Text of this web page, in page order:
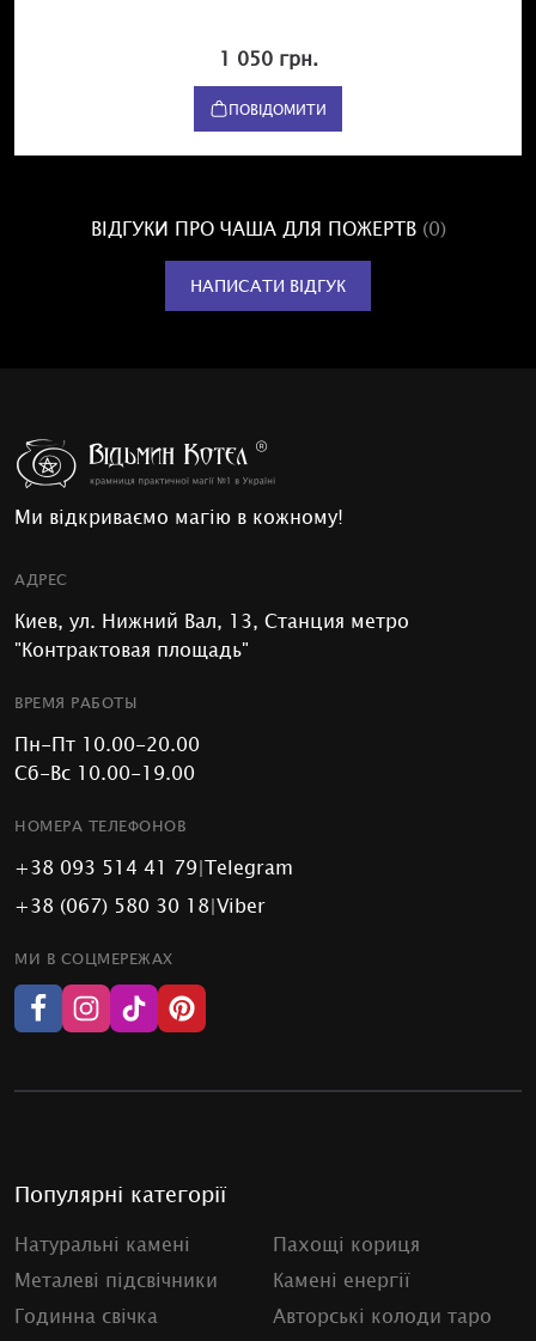
1 050 грн.
ПОВІДОМИТИ
ВІДГУКИ ПРО ЧАША ДЛЯ ПОЖЕРТВ (0)
НАПИСАТИ ВІДГУК
Ми відкриваємо магію в кожному!
АДРЕС
Киев, ул. Нижний Вал, 13, Станция метро
"Контрактовая площадь"
ВРЕМЯ РАБОТЫ
Пн-Пт 10.00-20.00
Сб-Вс 10.00-19.00
НОМЕРА ТЕЛЕФОНОВ
+38 093 514 41 79|Telegram
+38 (067) 580 30 18|Viber
МИ В СОЦМЕРЕЖАХ
Популярні категорії
Натуральні камені
Пахощі кориця
Металеві підсвічники
Камені енергії
Годинна свічка
Авторські колоди таро